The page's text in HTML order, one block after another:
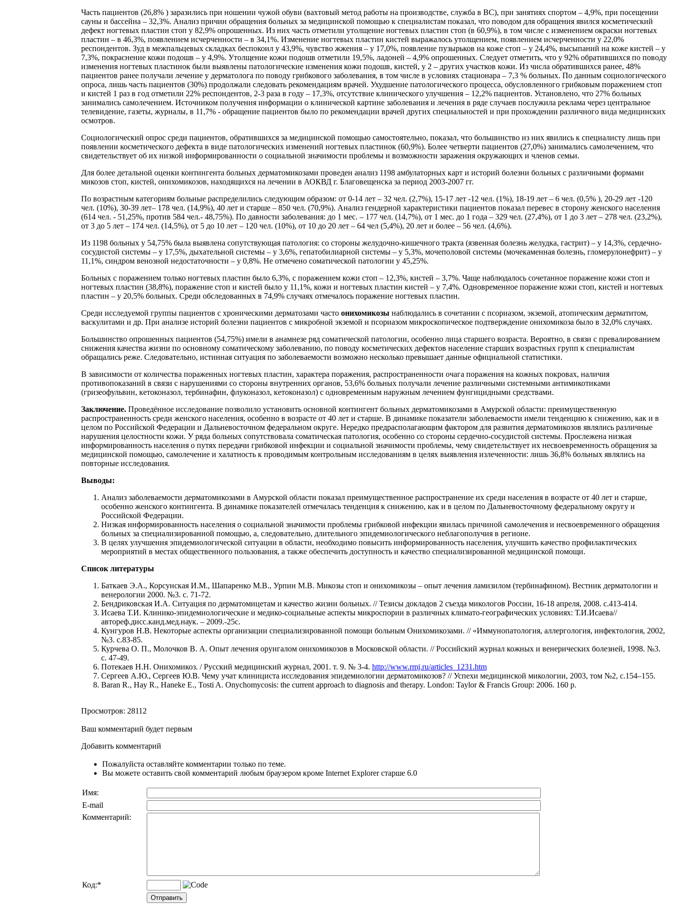
Часть пациентов (26,8% ) заразились при ношении чужой обуви (вахтовый метод работы на производстве, служба в ВС), при занятиях спортом – 4,9%, при посещении
сауны и бассейна – 32,3%. Анализ причин обращения больных за медицинской помощью к специалистам показал, что поводом для обращения явился косметический
дефект ногтевых пластин стоп у 82,9% опрошенных. Из них часть отметили утолщение ногтевых пластин стоп (в 60,9%), в том числе с изменением окраски ногтевых
пластин – в 46,3%, появлением исчерченности – в 34,1%. Изменение ногтевых пластин кистей выражалось утолщением, появлением исчерченности у 22,0%
респондентов. Зуд в межпальцевых складках беспокоил у 43,9%, чувство жжения – у 17,0%, появление пузырьков на коже стоп – у 24,4%, высыпаний на коже кистей – у
7,3%, покраснение кожи подошв – у 4,9%. Утолщение кожи подошв отметили 19,5%, ладоней – 4,9% опрошенных. Следует отметить, что у 92% обратившихся по поводу
изменения ногтевых пластинок были выявлены патологические изменения кожи подошв, кистей, у 2 – других участков кожи. Из числа обратившихся ранее, 48%
пациентов ранее получали лечение у дерматолога по поводу грибкового заболевания, в том числе в условиях стационара – 7,3 % больных. По данным социологического
опроса, лишь часть пациентов (30%) продолжали следовать рекомендациям врачей. Ухудшение патологического процесса, обусловленного грибковым поражением стоп
и кистей 1 раз в год отметили 22% респондентов, 2-3 раза в году – 17,3%, отсутствие клинического улучшения – 12,2% пациентов. Установлено, что 27% больных
занимались самолечением. Источником получения информации о клинической картине заболевания и лечения в ряде случаев послужила реклама через центральное
телевидение, газеты, журналы, в 11,7% - обращение пациентов было по рекомендации врачей других специальностей и при прохождении различного вида медицинских
осмотров.
Социологический опрос среди пациентов, обратившихся за медицинской помощью самостоятельно, показал, что большинство из них явились к специалисту лишь при
появлении косметического дефекта в виде патологических изменений ногтевых пластинок (60,9%). Более четверти пациентов (27,0%) занимались самолечением, что
свидетельствует об их низкой информированности о социальной значимости проблемы и возможности заражения окружающих и членов семьи.
Для более детальной оценки контингента больных дерматомикозами проведен анализ 1198 амбулаторных карт и историй болезни больных с различными формами
микозов стоп, кистей, онихомикозов, находящихся на лечении в АОКВД г. Благовещенска за период 2003-2007 гг.
По возрастным категориям больные распределились следующим образом: от 0-14 лет – 32 чел. (2,7%), 15-17 лет -12 чел. (1%), 18-19 лет – 6 чел. (0,5% ), 20-29 лет -120
чел. (10%), 30-39 лет– 178 чел. (14,9%), 40 лет и старше – 850 чел. (70,9%). Анализ гендерной характеристики пациентов показал перевес в сторону женского населения
(614 чел. - 51,25%, против 584 чел.- 48,75%). По давности заболевания: до 1 мес. – 177 чел. (14,7%), от 1 мес. до 1 года – 329 чел. (27,4%), от 1 до 3 лет – 278 чел. (23,2%),
от 3 до 5 лет – 174 чел. (14,5%), от 5 до 10 лет – 120 чел. (10%), от 10 до 20 лет – 64 чел (5,4%), 20 лет и более – 56 чел. (4,6%).
Из 1198 больных у 54,75% была выявлена сопутствующая патология: со стороны желудочно-кишечного тракта (язвенная болезнь желудка, гастрит) – у 14,3%, сердечно-
сосудистой системы – у 17,5%, дыхательной системы – у 3,6%, гепатобилиарной системы – у 5,3%, мочеполовой системы (мочекаменная болезнь, гломерулонефрит) – у
11,1%, синдром венозной недостаточности – у 0,8%. Не отмечено соматической патологии у 45,25%.
Больных с поражением только ногтевых пластин было 6,3%, с поражением кожи стоп – 12,3%, кистей – 3,7%. Чаще наблюдалось сочетанное поражение кожи стоп и
ногтевых пластин (38,8%), поражение стоп и кистей было у 11,1%, кожи и ногтевых пластин кистей – у 7,4%. Одновременное поражение кожи стоп, кистей и ногтевых
пластин – у 20,5% больных. Среди обследованных в 74,9% случаях отмечалось поражение ногтевых пластин.
Среди исследуемой группы пациентов с хроническими дерматозами часто онихомикозы наблюдались в сочетании с псориазом, экземой, атопическим дерматитом,
васкулитами и др. При анализе историй болезни пациентов с микробной экземой и псориазом микроскопическое подтверждение онихомикоза было в 32,0% случаях.
Большинство опрошенных пациентов (54,75%) имели в анамнезе ряд соматической патологии, особенно лица старшего возраста. Вероятно, в связи с превалированием
снижения качества жизни по основному соматическому заболеванию, по поводу косметических дефектов население старших возрастных групп к специалистам
обращались реже. Следовательно, истинная ситуация по заболеваемости возможно несколько превышает данные официальной статистики.
В зависимости от количества пораженных ногтевых пластин, характера поражения, распространенности очага поражения на кожных покровах, наличия
противопоказаний в связи с нарушениями со стороны внутренних органов, 53,6% больных получали лечение различными системными антимикотиками
(гризеофульвин, кетоконазол, тербинафин, флуконазол, кетоконазол) с одновременным наружным лечением фунгицидными средствами.
Заключение. Проведённое исследование позволило установить основной контингент больных дерматомикозами в Амурской области: преимущественную
распространенность среди женского населения, особенно в возрасте от 40 лет и старше. В динамике показатели заболеваемости имели тенденцию к снижению, как и в
целом по Российской Федерации и Дальневосточном федеральном округе. Нередко предрасполагающим фактором для развития дерматомикозов являлись различные
нарушения целостности кожи. У ряда больных сопутствовала соматическая патология, особенно со стороны сердечно-сосудистой системы. Прослежена низкая
информированность населения о путях передачи грибковой инфекции и социальной значимости проблемы, чему свидетельствует их несвоевременность обращения за
медицинской помощью, самолечение и халатность к проводимым контрольным исследованиям в целях выявления излеченности: лишь 36,8% больных являлись на
повторные исследования.
Выводы:
Анализ заболеваемости дерматомикозами в Амурской области показал преимущественное распространение их среди населения в возрасте от 40 лет и старше,
особенно женского контингента. В динамике показателей отмечалась тенденция к снижению, как и в целом по Дальневосточному федеральному округу и
Российской Федерации.
Низкая информированность населения о социальной значимости проблемы грибковой инфекции явилась причиной самолечения и несвоевременного обращения
больных за специализированной помощью, а, следовательно, длительного эпидемиологического неблагополучия в регионе.
В целях улучшения эпидемиологической ситуации в области, необходимо повысить информированность населения, улучшить качество профилактических
мероприятий в местах общественного пользования, а также обеспечить доступность и качество специализированной медицинской помощи.
Список литературы
Баткаев Э.А., Корсунская И.М., Шапаренко М.В., Урпин М.В. Микозы стоп и онихомикозы – опыт лечения ламизилом (тербинафином). Вестник дерматологии и
венерологии 2000. №3. с. 71-72.
Бендриковская И.А. Ситуация по дерматомицетам и качество жизни больных. // Тезисы докладов 2 съезда микологов России, 16-18 апреля, 2008. с.413-414.
Исаева Т.И. Клинико-эпидемиологические и медико-социальные аспекты микроспории в различных климато-географических условиях: Т.И.Исаева//
автореф.дисс.канд.мед.наук. – 2009.-25с.
Кунгуров Н.В. Некоторые аспекты организации специализированной помощи больным Онихомикозами. // «Иммунопатология, аллергология, инфектология, 2002,
№3. с.83-85.
Куpчева О. П., Молочков В. А. Опыт лечения оpунгалом онихомикозов в Московской области. // Российский журнал кожных и венерических болезней, 1998. №3.
с. 47-49.
Потекаев Н.Н. Онихомикоз. / Русский медицинский журнал, 2001. т. 9. № 3-4. http://www.rmj.ru/articles_1231.htm
Сергеев А.Ю., Сергеев Ю.В. Чему учат клинициста исследования эпидемиологии дерматомикозов? // Успехи медицинской микологии, 2003, том №2, с.154–155.
Baran R., Hay R., Haneke E., Tosti A. Onychomycosis: the current approach to diagnosis and therapy. London: Taylor & Francis Group: 2006. 160 p.
Просмотров: 28112
Ваш комментарий будет первым
Добавить комментарий
Пожалуйста оставляйте комментарии только по теме.
Вы можете оставить свой комментарий любым браузером кроме Internet Explorer старше 6.0
Имя:
E-mail
Комментарий:
Код:*